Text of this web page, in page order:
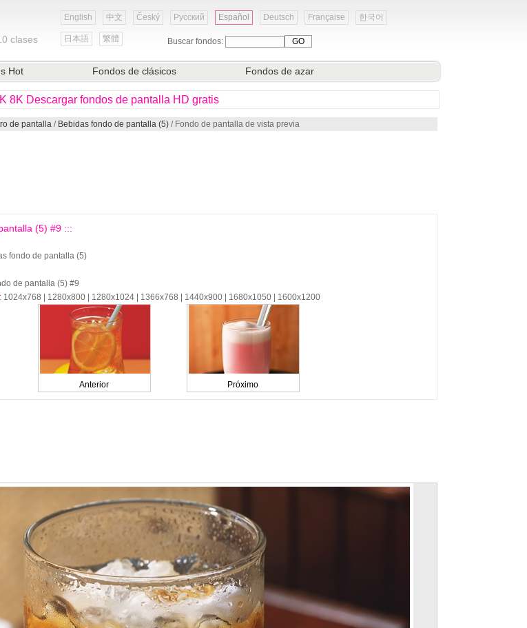
clases
English 中文 Český Русский Español Deutsch Française 한국어
日本語 繁體 Buscar fondos:
Hot Fondos de clásicos Fondos de azar
8K Descargar fondos de pantalla HD gratis
de pantalla / Bebidas fondo de pantalla (5) / Fondo de pantalla de vista previa
(5) #9 :::
fondo de pantalla (5)
de pantalla (5) #9
: 1024x768 | 1280x800 | 1280x1024 | 1366x768 | 1440x900 | 1680x1050 | 1600x1200
Anterior Próximo